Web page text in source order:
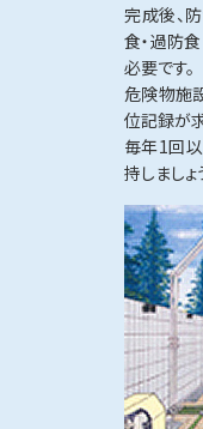
完成後、
食・過防
必要です。
危険物施
位記録が
毎年1回
持しましょ